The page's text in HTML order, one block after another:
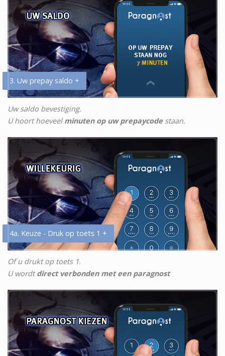
3. Uw prepay saldo +
Uw saldo bevestiging.
U hoort hoeveel minuten op uw prepaycode staan.
4a. Keuze - Druk op toets 1 +
Of u drukt op toets 1.
U wordtdirect verbonden met een paragnost